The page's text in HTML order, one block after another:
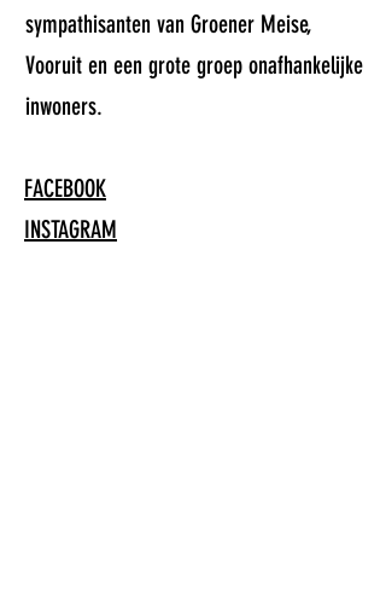
sympathisanten van Groener Meise,
Vooruit en een grote groep onafhankelijke
inwoners.
FACEBOOK
INSTAGRAM